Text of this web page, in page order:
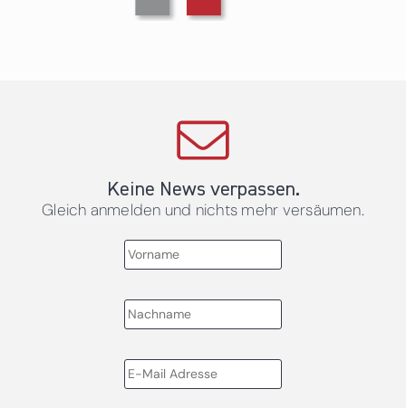
Keine News verpassen.
Gleich anmelden und nichts mehr versäumen.